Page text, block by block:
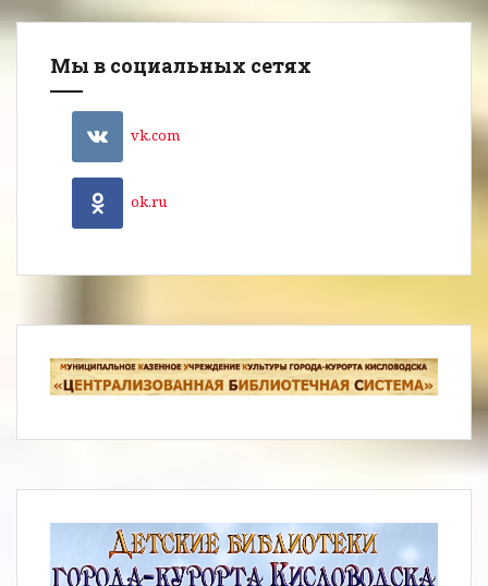
Мы в социальных сетях
vk.com
ok.ru